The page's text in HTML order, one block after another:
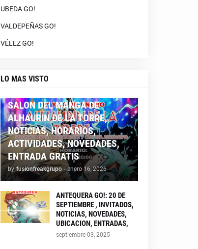
UBEDA GO!
VALDEPEÑAS GO!
VÉLEZ GO!
LO MAS VISTO
SALON DEL MANGA DE
ALHAURIN DE LA TORRE,
NOTICIAS, HORARIOS,
ACTIVIDADES, NOVEDADES,
ENTRADA GRATIS
by fusionfreakgrupo - enero 16, 2026
ANTEQUERA GO!: 20 DE
SEPTIEMBRE , INVITADOS,
NOTICIAS, NOVEDADES,
UBICACION, ENTRADAS,
septiembre 03, 2025